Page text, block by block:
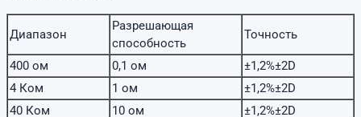
Диапазон
Разрешающая
способность
Точность
400 ом 0,1 ом
±1,2%±2D
4 Ком
1 ом
±1,2%±2D
40 Ком
10 ом
±1,2%±2D